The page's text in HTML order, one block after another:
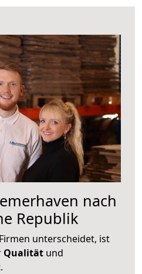
nach
Republik
unterscheidet, ist
Qualität und
.